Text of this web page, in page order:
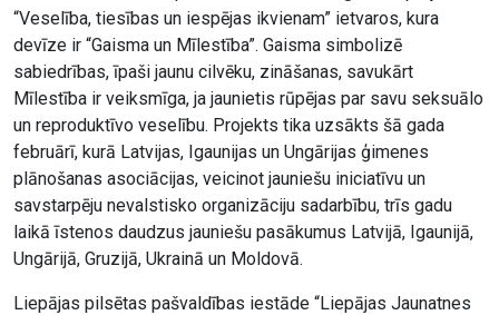
“Veselība, tiesības un iespējas ikvienam” ietvaros, kura
devīze ir “Gaisma un Mīlestība”. Gaisma simbolizē
sabiedrības, īpaši jaunu cilvēku, zināšanas, savukārt
Mīlestība ir veiksmīga, ja jaunietis rūpējas par savu seksuālo
un reproduktīvo veselību. Projekts tika uzsākts šā gada
februārī, kurā Latvijas, Igaunijas un Ungārijas ģimenes
plānošanas asociācijas, veicinot jauniešu iniciatīvu un
savstarpēju nevalstisko organizāciju sadarbību, trīs gadu
laikā īstenos daudzus jauniešu pasākumus Latvijā, Igaunijā,
Ungārijā, Gruzijā, Ukrainā un Moldovā.
Liepājas pilsētas pašvaldības iestāde “Liepājas Jaunatnes